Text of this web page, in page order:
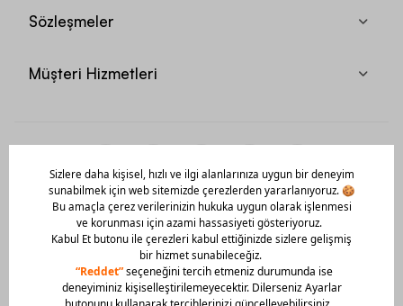
Sözleşmeler
Müşteri Hizmetleri
Mobil Uygulamamızı Hemen İndir!